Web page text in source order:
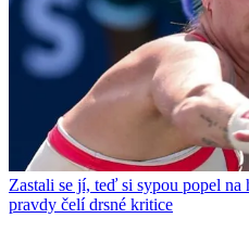
Zastali se jí, teď si sypou popel
pravdy čelí drsné kritice